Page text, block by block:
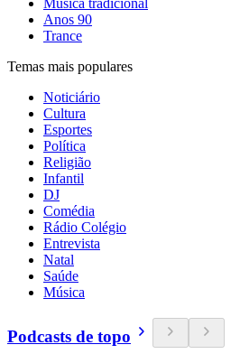
Música tradicional
Anos 90
Trance
Temas mais populares
Noticiário
Cultura
Esportes
Política
Religião
Infantil
DJ
Comédia
Rádio Colégio
Entrevista
Natal
Saúde
Música
Podcasts de topo